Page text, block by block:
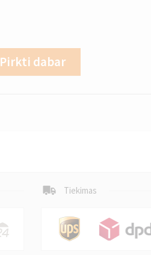
Pirkti dabar
Tiekimas